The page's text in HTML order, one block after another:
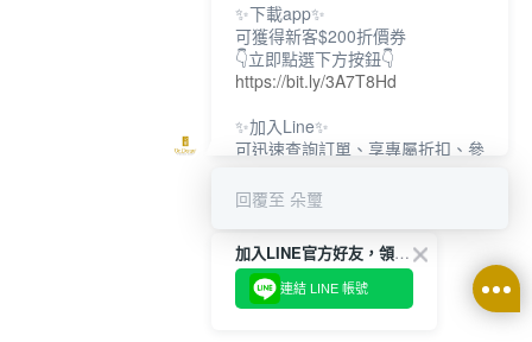
加入LINE官方好友，領取$200折價券
連結 LINE 帳號
✨下載app✨
可獲得新客$200折價券
👇立即點選下方按鈕👇
https://bit.ly/3A7T8Hd
✨加入Line✨
可迅速查詢訂單、享專屬折扣、參
👇立即點選下方按鈕👇
✨追蹤IG✨
👇立即點選下方按鈕👇
https://bit.ly/3w8zJm1
回覆至 朵璽